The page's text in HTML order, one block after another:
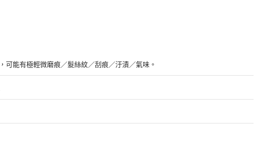
報童帽 短帽
可能有極輕微磨痕／髮絲紋／刮痕／汙漬／氣味。
薦